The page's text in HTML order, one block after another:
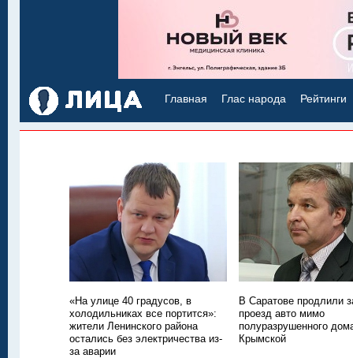
Главная Глас народа Рейтинги
«На улице 40 градусов, в
холодильниках все портится»:
жители Ленинского района
остались без электричества из-
за аварии
В Саратове продлили
проезд авто мимо
полуразрушенного
Крымской